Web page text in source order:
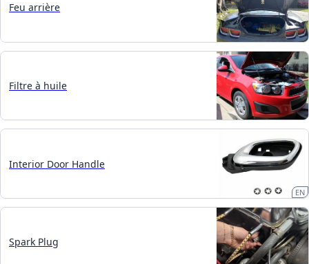
Feu arrière
Filtre à huile
Interior Door Handle
EN
Spark Plug